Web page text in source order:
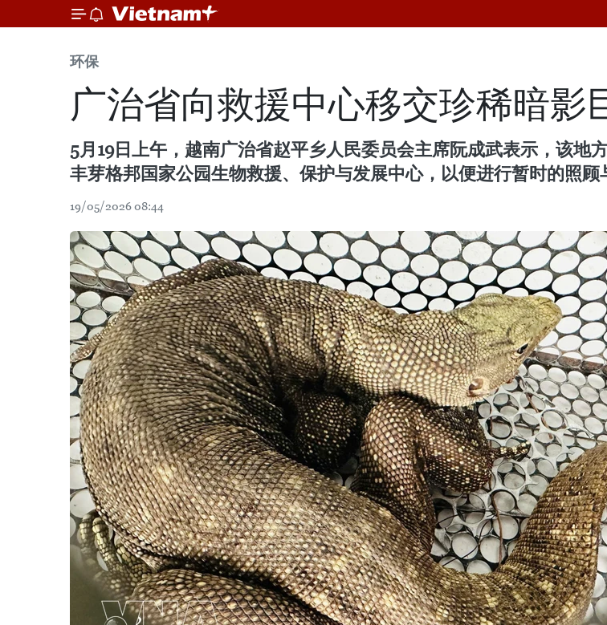
环保
广治省向救援中心移交珍稀暗影
5月19日上午，越南广治省赵平乡人民委员会主席阮成武表示，该地
丰芽格邦国家公园生物救援、保护与发展中心，以便进行暂时的照顾
19/05/2026 08:44